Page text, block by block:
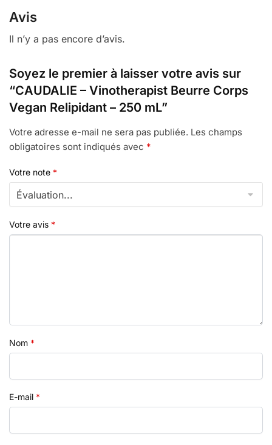
Avis
Il n’y a pas encore d’avis.
Soyez le premier à laisser votre avis sur
“CAUDALIE – Vinotherapist Beurre Corps
Vegan Relipidant – 250 mL”
Votre adresse e-mail ne sera pas publiée. Les champs
obligatoires sont indiqués avec *
Votre note *
Votre avis *
Nom *
E-mail *